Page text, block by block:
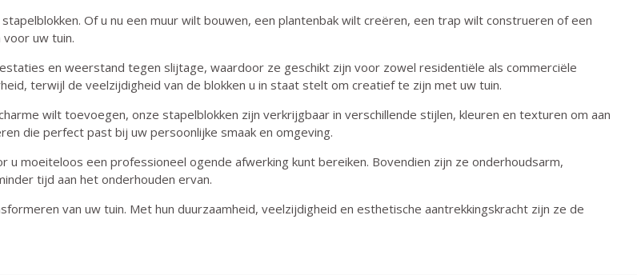
Of u nu een muur wilt bouwen, een plantenbak wilt creëren, een trap wilt construeren of een
uw tuin.
en weerstand tegen slijtage, waardoor ze geschikt zijn voor zowel residentiële als commerciële
terwijl de veelzijdigheid van de blokken u in staat stelt om creatief te zijn met uw tuin.
wilt toevoegen, onze stapelblokken zijn verkrijgbaar in verschillende stijlen, kleuren en texturen om aan
die perfect past bij uw persoonlijke smaak en omgeving.
moeiteloos een professioneel ogende afwerking kunt bereiken. Bovendien zijn ze onderhoudsarm,
tijd aan het onderhouden ervan.
van uw tuin. Met hun duurzaamheid, veelzijdigheid en esthetische aantrekkingskracht zijn ze de